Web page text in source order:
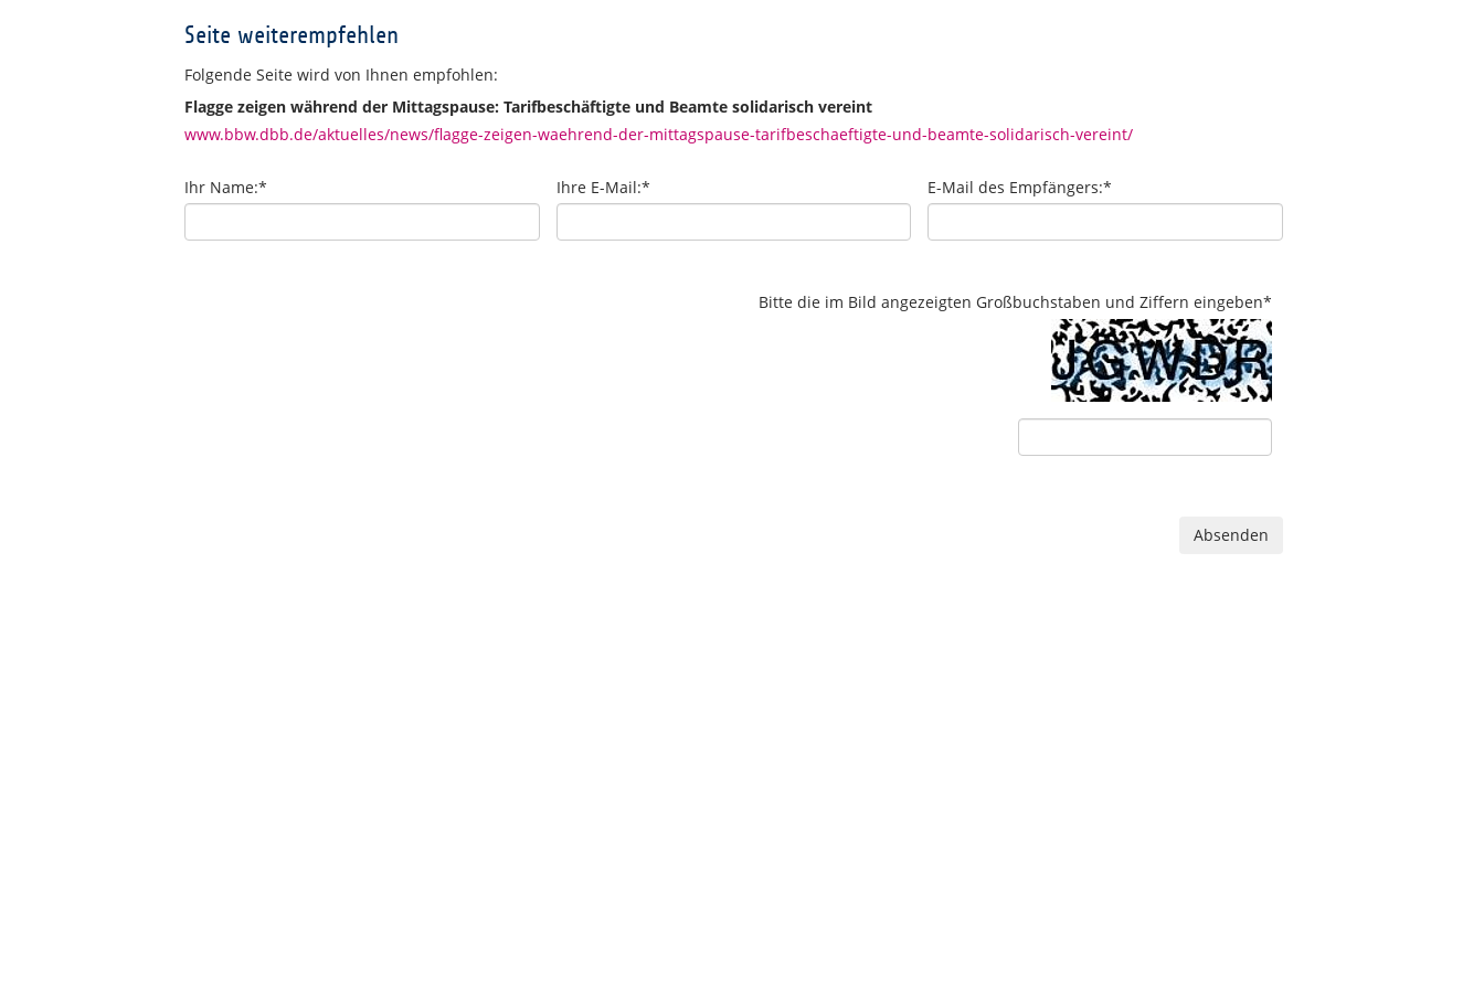
Seite weiterempfehlen
Folgende Seite wird von Ihnen empfohlen:
Flagge zeigen während der Mittagspause: Tarifbeschäftigte und Beamte solidarisch vereint
www.bbw.dbb.de/aktuelles/news/flagge-zeigen-waehrend-der-mittagspause-tarifbeschaeftigte-und-beamte-solidarisch-vereint/
Ihr Name:* Ihre E-Mail:* E-Mail des Empfängers:*
Bitte die im Bild angezeigten Großbuchstaben und Ziffern eingeben*
Absenden